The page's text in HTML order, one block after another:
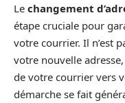
Le changement
étape cruciale pour
votre courrier. Il n’est
votre nouvelle
de votre courrier vers
démarche se fait